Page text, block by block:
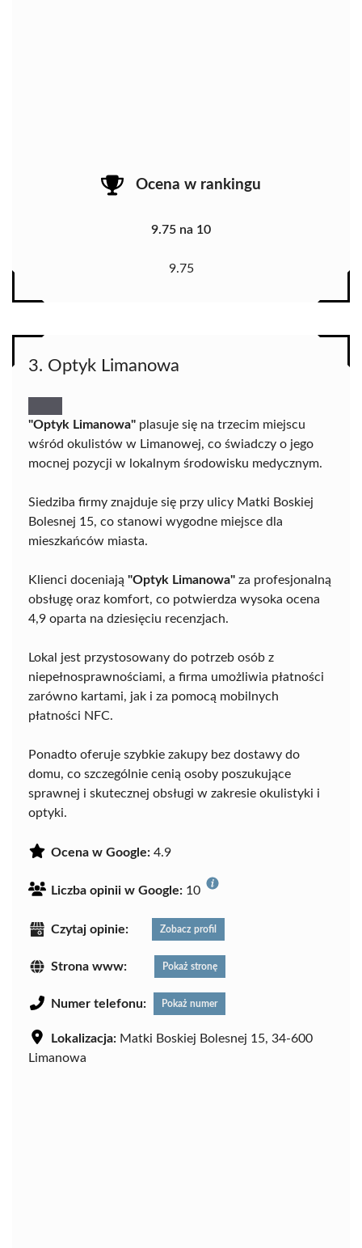
Ocena w rankingu
9.75 na 10
9.75
3. Optyk Limanowa
"Optyk Limanowa" plasuje się na trzecim miejscu
wśród okulistów w Limanowej, co świadczy o jego
mocnej pozycji w lokalnym środowisku medycznym.
Siedziba firmy znajduje się przy ulicy Matki Boskiej
Bolesnej 15, co stanowi wygodne miejsce dla
mieszkańców miasta.
Klienci doceniają "Optyk Limanowa" za profesjonalną
obsługę oraz komfort, co potwierdza wysoka ocena
4,9 oparta na dziesięciu recenzjach.
Lokal jest przystosowany do potrzeb osób z
niepełnosprawnościami, a firma umożliwia płatności
zarówno kartami, jak i za pomocą mobilnych
płatności NFC.
Ponadto oferuje szybkie zakupy bez dostawy do
domu, co szczególnie cenią osoby poszukujące
sprawnej i skutecznej obsługi w zakresie okulistyki i
optyki.
Ocena w Google: 4.9
Liczba opinii w Google: 10
Czytaj opinie: Zobacz profil
Strona www: Pokaż stronę
Numer telefonu: Pokaż numer
Lokalizacja: Matki Boskiej Bolesnej 15, 34-600
Limanowa